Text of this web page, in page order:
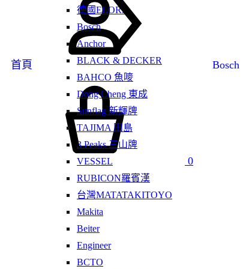
0
德國ELORA
Bosch
Anchor
BLACK & DECKER
BAHCO 魚嘜
Dong Cheng 東成
Sunflag 新輝牌
TAJIMA 田島
3 Peaks 三山牌
VESSEL
RUBICON羅賓漢
台灣MATATAKITOYO
Makita
Beiter
Engineer
BCTO
首頁 Bosch